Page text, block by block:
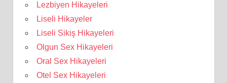
Lezbiyen Hikayeleri
Liseli Hikayeler
Liseli Sikiş Hikayeleri
Olgun Sex Hikayeleri
Oral Sex Hikayeleri
Otel Sex Hikayeleri